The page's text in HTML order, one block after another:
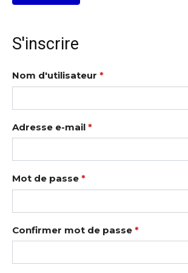
Adresse email*
S'inscrire
Nom d'utilisateur *
Adresse e-mail *
Mot de passe *
Confirmer mot de passe *